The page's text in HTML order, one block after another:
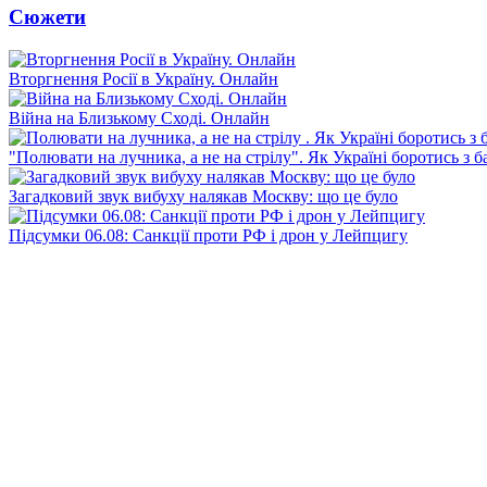
Сюжети
Вторгнення Росії в Україну. Онлайн
Війна на Близькому Сході. Онлайн
"Полювати на лучника, а не на стрілу". Як Україні боротись з
Загадковий звук вибуху налякав Москву: що це було
Підсумки 06.08: Санкції проти РФ і дрон у Лейпцигу